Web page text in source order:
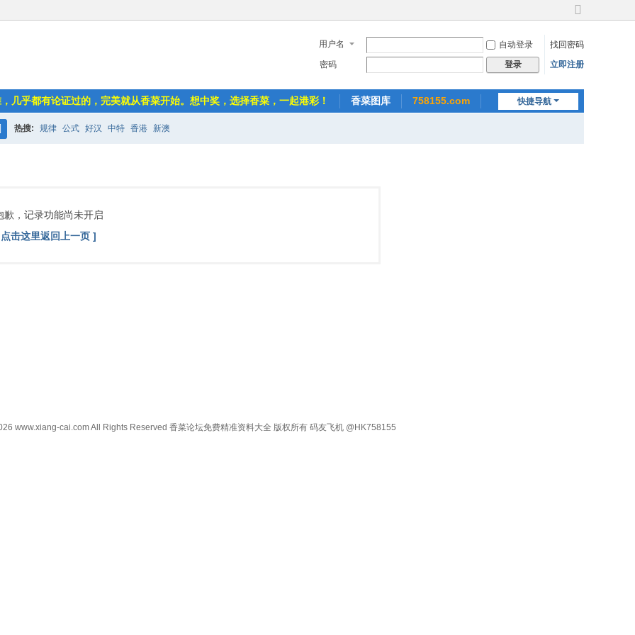
切
到
宽
用户名 自动登录
找回密码
密码
登录 立即注册
快捷导航
几乎都有论证过的，完美就从香菜开始。想中奖，选择香菜，一起港彩！ 香菜图库 758155.com
热搜: 规律 公式 好汉 中特 香港 新澳
歉，记录功能尚未开启
击这里返回上一页 ]
www.xiang-cai.com All Rights Reserved 香菜论坛免费精准资料大全 版权所有 码友飞机 @HK758155